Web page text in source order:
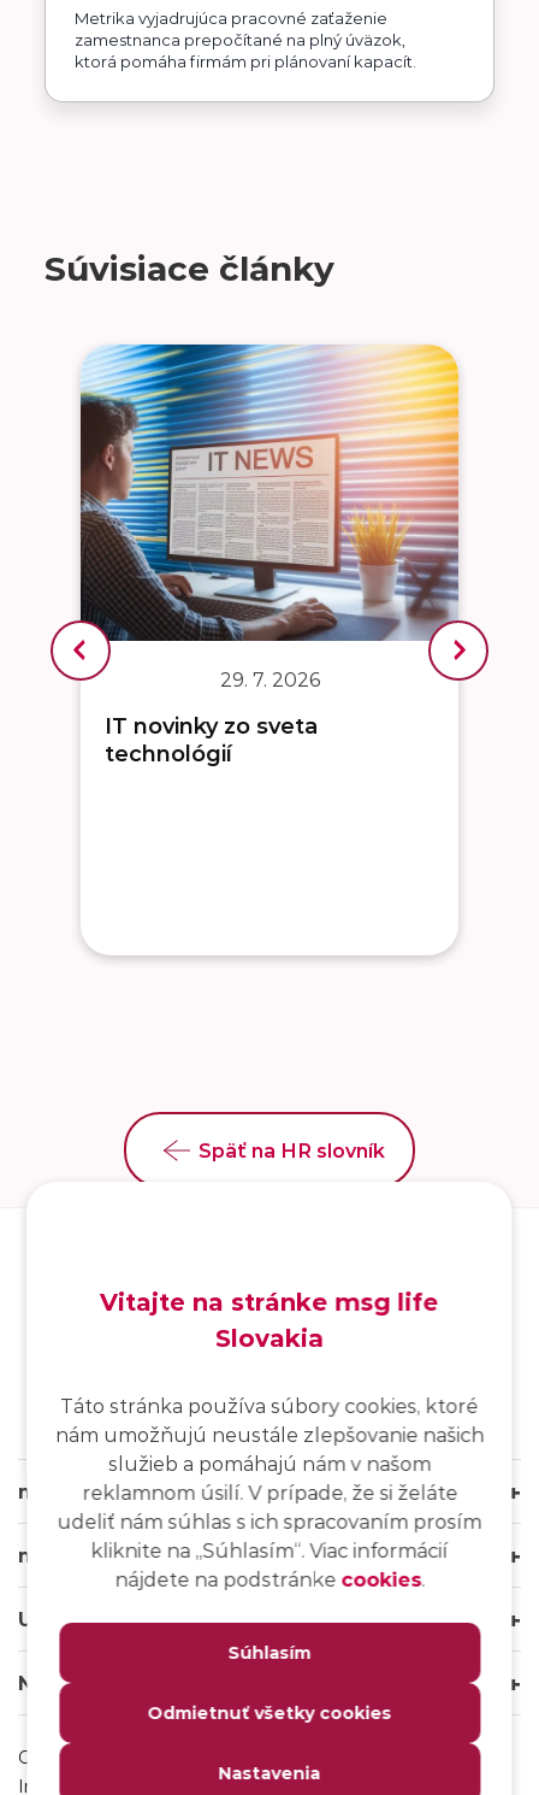
Metrika vyjadrujúca pracovné zaťaženie
zamestnanca prepočítané na plný úväzok,
ktorá pomáha firmám pri plánovaní kapacít.
Súvisiace články
29. 7. 2026
IT novinky zo sveta
technológií
Späť na HR slovník
SK/EN/DE
msg life Slovakia
msg life Group
Užitočné odkazy
Naše weby
Ochrana osobných údajov
Impressum
Vitajte na stránke msg life
Slovakia
Táto stránka používa súbory cookies, ktoré
nám umožňujú neustále zlepšovanie našich
služieb a pomáhajú nám v našom
reklamnom úsilí. V prípade, že si želáte
udeliť nám súhlas s ich spracovaním prosím
kliknite na ,,Súhlasím“. Viac informácií
nájdete na podstránke cookies.
Súhlasím
Odmietnuť všetky cookies
Nastavenia